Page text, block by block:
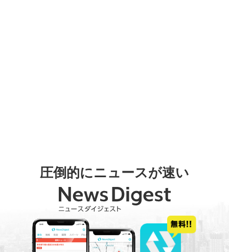
圧倒的にニュースが速い